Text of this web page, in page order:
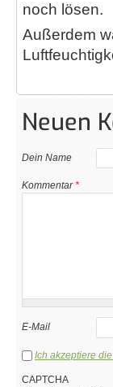
noch lösen.
Außerdem
Neuen
Dein Name
Kommentar*
E-Mail
Ich akzeptiere
CAPTCHA